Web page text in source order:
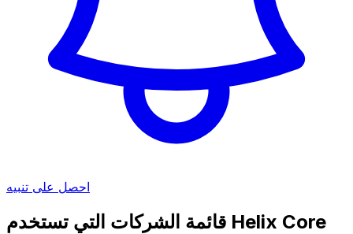
احصل على تنبيه
قائمة الشركات التي تستخدم Helix Core